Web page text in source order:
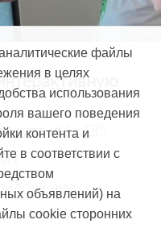
карта #ArcGIS
файлы
в целях
использования
вашего поведения
контента и
в соответствии с
объявлений) на
cookie сторонних